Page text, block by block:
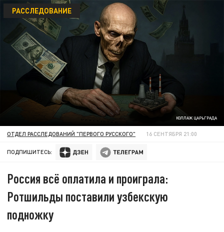
КОЛЛАЖ ЦАРЬГРАДА
РАССЛЕДОВАНИЕ
ОТДЕЛ РАССЛЕДОВАНИЙ "ПЕРВОГО РУССКОГО" 16 СЕНТЯБРЯ 21:00
ПОДПИШИТЕСЬ:
Россия всё оплатила и проиграла:
Ротшильды поставили узбекскую
подножку